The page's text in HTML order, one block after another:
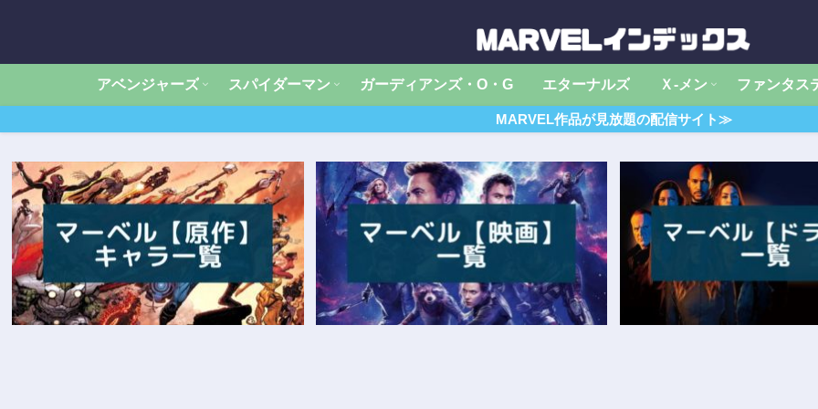
アベンジャーズ スパイダーマン ガーディアンズ・O・G エターナルズ Ｘ‐メン ファンタス
MARVEL作品が見放題の配信サイト≫